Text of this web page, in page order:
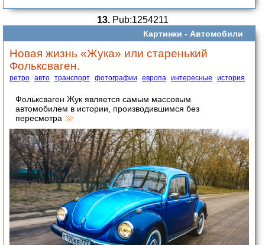
13.Pub:1254211
Картинки - Автомобили
Новая жизнь «Жука» или старенький
Фольксваген.
ретро авто транспорт фотографии европа интересные история
Фольксваген Жук является самым массовым
автомобилем в истории, производившимся без
пересмотра